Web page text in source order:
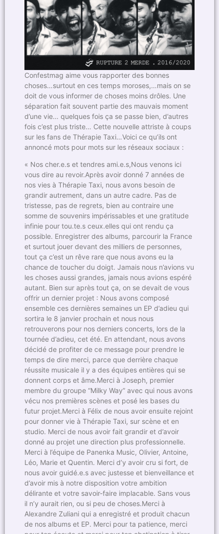
Confestmag aime vous rapporter des bonnes
choses…surtout en ces temps moroses,…mais on se
doit de vous informer de choses moins drôles. Une
séparation fait souvent partie des mauvais moment
d’une vie… quelques fois ça se passe bien, d’autres
fois c’est plus triste… Cette nouvelle attriste à coups
sur les fans de Thérapie Taxi…Voici ce qu’ils ont
annoncé mots pour mots sur les réseaux sociaux :
« Nos cher.e.s et tendres ami.e.s,Nous venons ici
vous dire au revoir.Après avoir donné 7 années de
nos vies à Thérapie Taxi, nous avons besoin de
grandir autrement, dans un autre cadre. Pas de
tristesse, pas de regrets, bien au contraire une
somme de souvenirs impérissables et une gratitude
infinie pour tou.te.s ceux.elles qui ont rendu ça
possible. Enregistrer des albums, parcourir la France
et surtout jouer devant des milliers de personnes,
tout ça c’est un rêve rare que nous avons eu la
chance de toucher du doigt. Jamais nous n’avions vu
les choses aussi grandes, jamais nous avions espéré
autant. Bien sur après tout ça, on se devait de vous
offrir un dernier projet : Nous avons composé
ensemble ces dernières semaines un EP d’adieu qui
sortira le 8 janvier prochain et nous nous
retrouverons pour nos derniers concerts, lors de la
tournée d’adieu, cet été. En attendant, nous avons
décidé de profiter de ce message pour prendre le
temps de dire merci, parce que derrière chaque
réussite musicale il y a des équipes entières qui se
donnent corps et âme.Merci à Joseph, premier
membre du groupe “Milky Way” avec qui nous avons
vécu nos premières scènes et posé les bases du
futur projet.Merci à Félix de nous avoir ensuite rejoint
pour donner vie à Thérapie Taxi, sur scène et en
studio. Merci de nous avoir fait grandir et d’avoir
donné au projet une direction plus professionnelle.
Merci à l’équipe de Panenka Music, Olivier, Antoine,
Léo, Marie et Quentin. Merci d’y avoir cru si fort, de
nous avoir guidé.e.s avec justesse et bienveillance et
d’avoir mis à notre disposition votre ambition
délirante et votre savoir-faire implacable. Sans vous
il n’y aurait rien, ou si peu de choses.Merci à
Alexandre Zuliani qui a enregistré et produit chacun
de nos albums et EP. Merci pour ta patience, merci